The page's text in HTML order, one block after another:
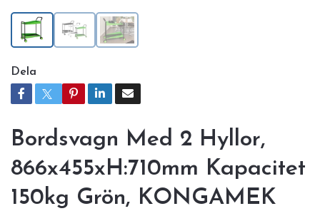
Dela
Bordsvagn Med 2 Hyllor,
866x455xH:710mm Kapacitet
150kg Grön, KONGAMEK